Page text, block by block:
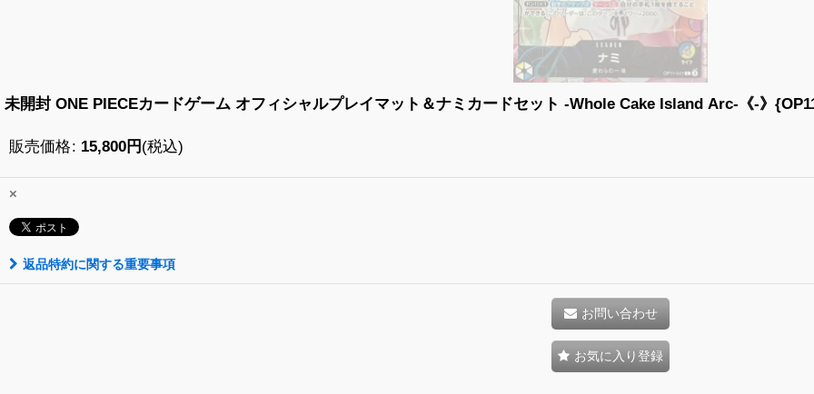
未開封 ONE PIECEカードゲーム オフィシャルプレイマット＆ナミカードセット -Whole Cake Island Arc-《-》
販売価格: 15,800円 (税込)
×
返品特約に関する重要事項
お問い合わせ
お気に入り登録